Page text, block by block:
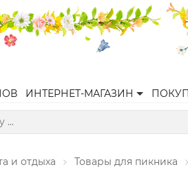
ИНТЕРНЕТ-МАГАЗИН
и отдыха Товары для пикника